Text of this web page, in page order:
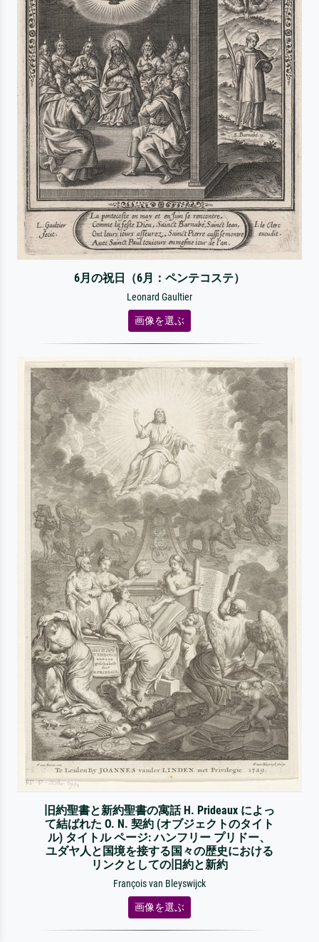
6月の祝日（6月：ペンテコステ）
Leonard Gaultier
画像を選ぶ
旧約聖書と新約聖書の寓話 H. Prideaux によっ
て結ばれた O. N. 契約 (オブジェクトのタイト
ル) タイトル ページ: ハンフリー プリドー、
ユダヤ人と国境を接する国々の歴史における
リンクとしての旧約と新約
François van Bleyswijck
画像を選ぶ